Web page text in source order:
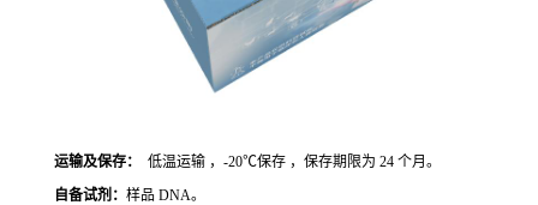
运输及保存：
低温运输 ，-20℃保存 ，保存期限为 24 个月。
自备试剂： 样品 DNA。